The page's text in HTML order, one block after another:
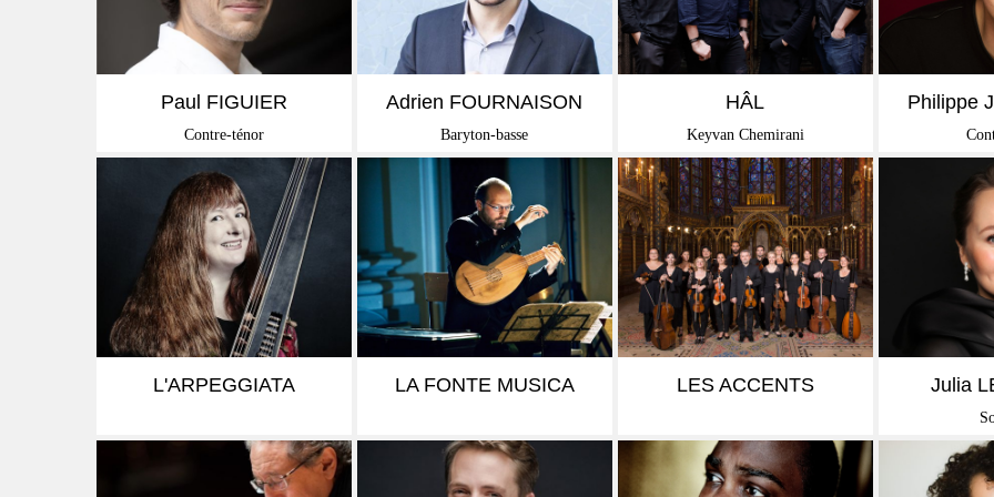
Paul FIGUIER
Contre-ténor
EN SAVOIR +
Adrien FOURNAISON
Baryton-basse
EN SAVOIR +
HÂL
Keyvan Chemirani
EN SAVOIR +
Philippe
EN
L'ARPEGGIATA
EN SAVOIR +
LA FONTE MUSICA
EN SAVOIR +
LES ACCENTS
EN SAVOIR +
Julia
EN